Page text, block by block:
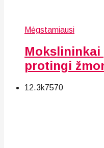
Mėgstamiausi
Mokslininkai
protingi
12.3k7570